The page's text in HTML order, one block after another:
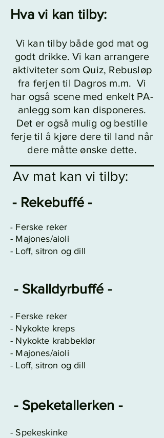
Hva vi kan tilby:
Vi kan tilby både god mat og
godt drikke. Vi kan arrangere
aktiviteter som Quiz, Rebusløp
fra ferjen til Dagros m.m. Vi
har også scene med enkelt PA-
anlegg som kan disponeres.
Det er også mulig og bestille
ferje til å kjøre dere til land når
dere måtte ønske dette.
Av mat kan vi tilby:
- Rekebuffé-
- Ferske reker
- Majones/aioli
- Loff, sitron og dill
- Skalldyrbuffé -
- Ferske reker
- Nykokte kreps
- Nykokte krabbeklør
- Majones/aioli
- Loff, sitron og dill
- Speketallerken -
- Spekeskinke